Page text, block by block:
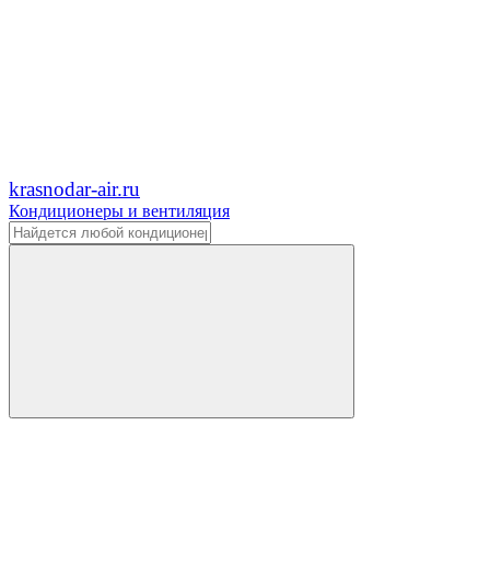
krasnodar-air.ru
Кондиционеры и вентиляция